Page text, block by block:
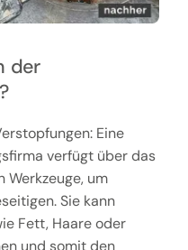
der
Eine
verfügt über das
Werkzeuge, um
Sie kann
Fett, Haare oder
und somit den